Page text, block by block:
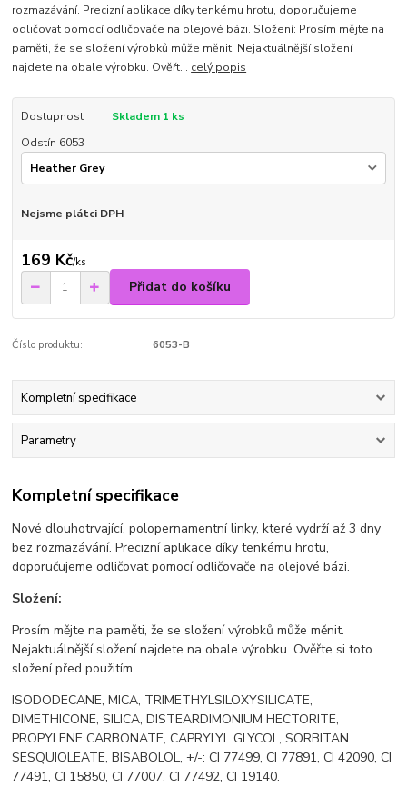
rozmazávání. Precizní aplikace díky tenkému hrotu, doporučujeme
odličovat pomocí odličovače na olejové bázi. Složení: Prosím mějte na
paměti, že se složení výrobků může měnit. Nejaktuálnější složení
najdete na obale výrobku. Ověřt... celý popis
Dostupnost
Skladem 1 ks
Odstín 6053
Nejsme plátci DPH
169 Kč/ks
Přidat do košíku
Číslo produktu: 6053-B
Kompletní specifikace
Parametry
Kompletní specifikace
Nové dlouhotrvající, polopernamentní linky, které vydrží až 3 dny
bez rozmazávání. Precizní aplikace díky tenkému hrotu,
doporučujeme odličovat pomocí odličovače na olejové bázi.
Složení:
Prosím mějte na paměti, že se složení výrobků může měnit.
Nejaktuálnější složení najdete na obale výrobku. Ověřte si toto
složení před použitím.
ISODODECANE, MICA, TRIMETHYLSILOXYSILICATE,
DIMETHICONE, SILICA, DISTEARDIMONIUM HECTORITE,
PROPYLENE CARBONATE, CAPRYLYL GLYCOL, SORBITAN
SESQUIOLEATE, BISABOLOL, +/-: CI 77499, CI 77891, CI 42090, CI
77491, CI 15850, CI 77007, CI 77492, CI 19140.